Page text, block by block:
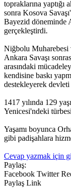
topraklarına yaptığı
sonra Kosova
Bayezid döneminde
gerçekleştirdi.
Niğbolu Muharebesi
Ankara Savaşı
arasındaki
kendisine baskı
destekleyerek
1417 yılında 129
Yenicesi'ndeki
Yaşamı boyunca
gibi padişahlara
Cevap yazmak için
Paylaş:
Facebook Twitter
Paylaş Link